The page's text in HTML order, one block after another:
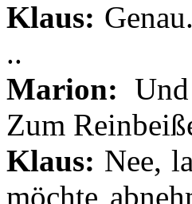
Klaus:
..
Marion:
Zum
Klaus: Nee,
möchte